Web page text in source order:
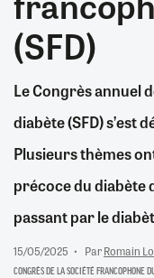
(SFD)
Le Congrès annuel
diabète (SFD) s’est
Plusieurs thèmes
précoce du diabète
passant par le
15/05/2025 ParRomain
CONGRÈS DE LA SOCIÉTÉ FRANCOPHONE